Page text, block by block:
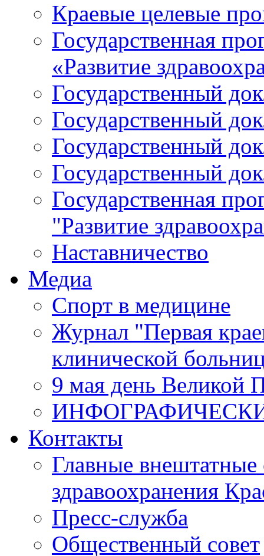
Краевые целевые
Государственная
«Развитие
Государственный
Государственный
Государственный
Государственный
Государственная
"Развитие
Наставничество
Медиа
Спорт в медицине
Журнал "Первая
клинической
9 мая день Великой
Контакты
Главные внештатные
здравоохранения
Пресс-служба
Общественный совет